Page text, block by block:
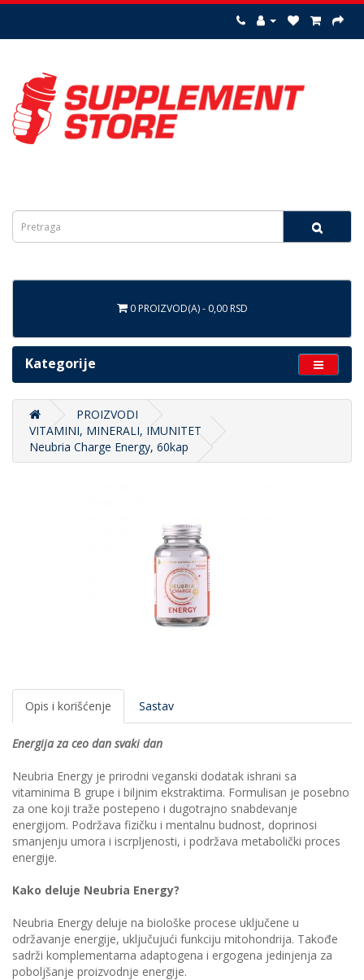
0 PROIZVOD(A) - 0,00 RSD
Kategorije
PROIZVODI
VITAMINI, MINERALI, IMUNITET
Neubria Charge Energy, 60kap
Opis i korišćenje Sastav
Energija za ceo dan svaki dan
Neubria Energy je prirodni veganski dodatak ishrani sa
vitaminima B grupe i biljnim ekstraktima. Formulisan je posebno
za one koji traže postepeno i dugotrajno snabdevanje
energijom. Podržava fizičku i mentalnu budnost, doprinosi
smanjenju umora i iscrpljenosti, i podržava metabolički proces
energije.
Kako deluje Neubria Energy?
Neubria Energy deluje na biološke procese uključene u
održavanje energije, uključujući funkciju mitohondrija. Takođe
sadrži komplementarna adaptogena i ergogena jedinjenja za
poboljšanje proizvodnje energije.